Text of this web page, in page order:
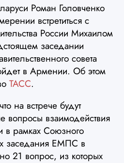
Роман Головченко
встретиться с
России Михаилом
заседании
совета
в Армении. Об этом
ТАСС.
на встрече будут
взаимодействия
в рамках Союзного
заседания ЕМПС в
21 вопрос, из которых